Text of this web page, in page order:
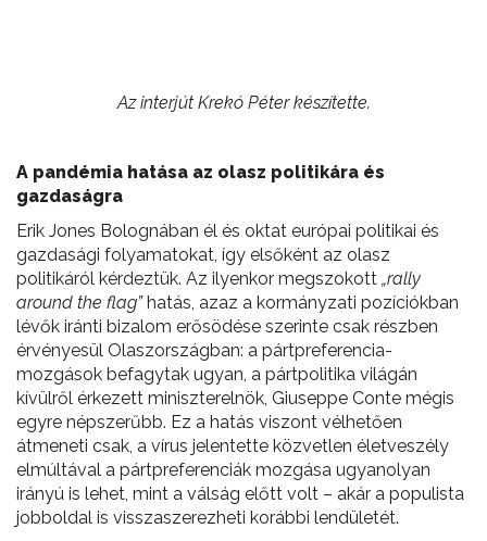
Az interjút Krekó Péter készítette.
A pandémia hatása az olasz politikára és
gazdaságra
Erik Jones Bolognában él és oktat európai politikai és
gazdasági folyamatokat, így elsőként az olasz
politikáról kérdeztük. Az ilyenkor megszokott „rally
around the flag”hatás, azaz a kormányzati pozíciókban
lévők iránti bizalom erősödése szerinte csak részben
érvényesül Olaszországban: a pártpreferencia-
mozgások befagytak ugyan, a pártpolitika világán
kívülről érkezett miniszterelnök, Giuseppe Conte mégis
egyre népszerűbb. Ez a hatás viszont vélhetően
átmeneti csak, a vírus jelentette közvetlen életveszély
elmúltával a pártpreferenciák mozgása ugyanolyan
irányú is lehet, mint a válság előtt volt – akár a populista
jobboldal is visszaszerezheti korábbi lendületét.